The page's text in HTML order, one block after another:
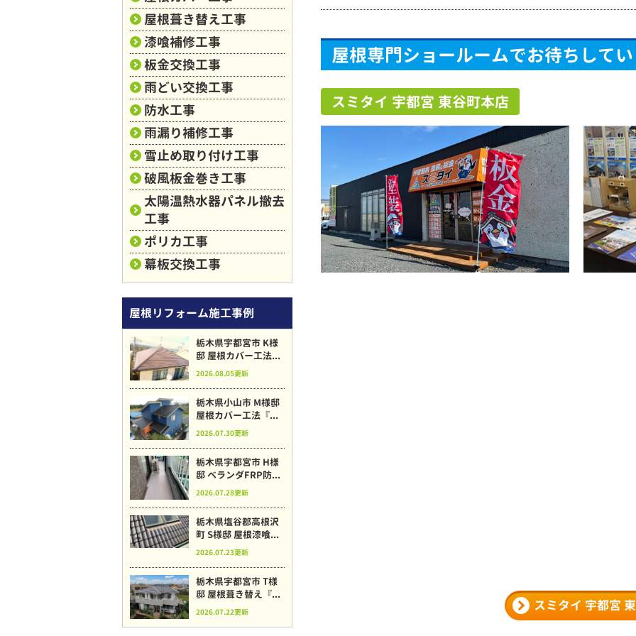
屋根専門ショールームでお待ちして
スミタイ 宇都宮 東谷町本店
スミタイ 宇都宮
屋根葺き替え工事
漆喰補修工事
板金交換工事
雨どい交換工事
防水工事
雨漏り補修工事
雪止め取り付け工事
破風板金巻き工事
太陽温熱水器パネル撤去
工事
ポリカ工事
幕板交換工事
屋根リフォーム施工事例
栃木県宇都宮市 K様
邸 屋根カバー工法...
2026.08.05更新
栃木県小山市 M様邸
屋根カバー工法『...
2026.07.30更新
栃木県宇都宮市 H様
邸 ベランダFRP防...
2026.07.28更新
栃木県塩谷郡高根沢
町 S様邸 屋根漆喰...
2026.07.23更新
栃木県宇都宮市 T様
邸 屋根葺き替え『...
2026.07.22更新